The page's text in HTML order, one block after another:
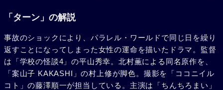
動車事故の衝撃で、この世界にジャンプしたと言う。ところ
のことを新聞で調べた洋平は、真希に注意するよう告げよう
とするが、彼の部屋に酔って現れた上司が誤って電話を切っ
てしまい、ふたりは連絡が取れなくなる。一方その頃、柿崎
は真希の前で次第にその本性を現していた。しかし突然、柿
崎が真希の目の前から消えた。どうやら、元の世界の柿崎が
「ターン」の解説
事故のショックにより、パラレル・ワールドで同じ日を繰り
返すことになってしまった女性の運命を描いたドラマ。監督
は「学校の怪談4」の平山秀幸。北村薫による同名原作を、
「案山子 KAKASHI」の村上修が脚色。撮影を「ココニイル
コト」の藤澤順一が担当している。主演は「ちんちろまい」